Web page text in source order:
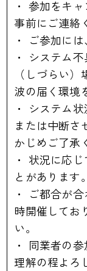
・ 参加をキ
事前にご連絡
・ ご参加に
・ システム
（しづらい
波の届く環境
・ システム
または中断さ
かじめご了承
・ 状況に応
とがあります。
・ ご都合が
時開催してお
い。
・ 同業者の
理解の程よろ